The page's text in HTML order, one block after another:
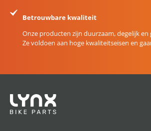
Betrouwbare kwaliteit
Onze producten zijn duurzaam, degelijk
Ze voldoen aan hoge kwaliteitseisen en